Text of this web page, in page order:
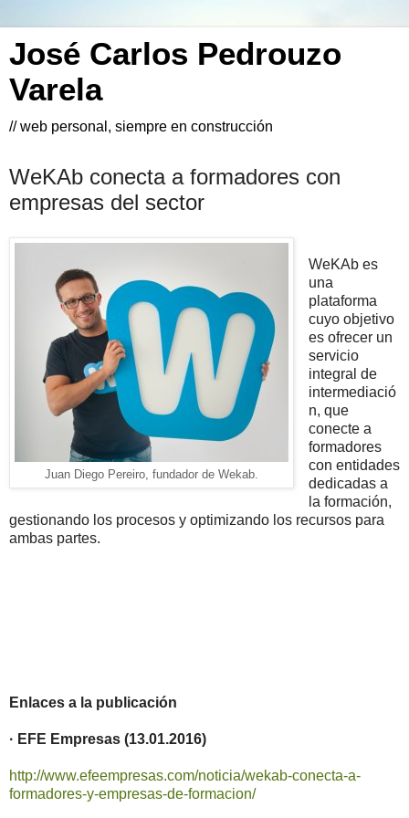
José Carlos Pedrouzo
Varela
// web personal, siempre en construcción
WeKAb conecta a formadores con
empresas del sector
Juan Diego Pereiro, fundador de Wekab.
WeKAb es
una
plataforma
cuyo objetivo
es ofrecer un
servicio
integral de
intermediació
n, que
conecte a
formadores
con entidades
dedicadas a
la formación,
gestionando los procesos y optimizando los recursos para
ambas partes.
Enlaces a la publicación
· EFE Empresas (13.01.2016)
http://www.efeempresas.com/noticia/wekab-conecta-a-
formadores-y-empresas-de-formacion/